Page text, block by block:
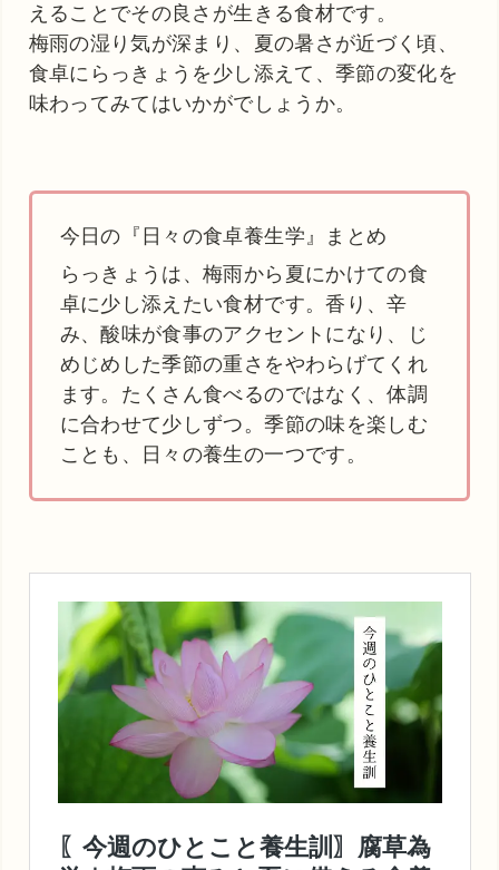
えることでその良さが生きる食材です。
梅雨の湿り気が深まり、夏の暑さが近づく頃、
食卓にらっきょうを少し添えて、季節の変化を
味わってみてはいかがでしょうか。
今日の『日々の食卓養生学』まとめ
らっきょうは、梅雨から夏にかけての食
卓に少し添えたい食材です。香り、辛
み、酸味が食事のアクセントになり、じ
めじめした季節の重さをやわらげてくれ
ます。たくさん食べるのではなく、体調
に合わせて少しずつ。季節の味を楽しむ
ことも、日々の養生の一つです。